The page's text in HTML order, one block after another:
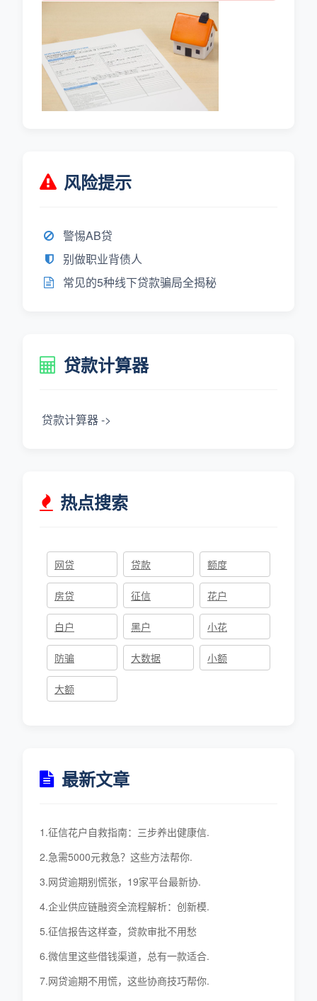
风险提示
警惕AB贷
别做职业背债人
常见的5种线下贷款骗局全揭秘
贷款计算器
贷款计算器 ->
热点搜索
网贷 贷款 额度
房贷 征信 花户
白户 黑户 小花
防骗 大数据 小额
大额
最新文章
1.征信花户自救指南：三步养出健康信.
2.急需5000元救急？这些方法帮你.
3.网贷逾期别慌张，19家平台最新协.
4.企业供应链融资全流程解析：创新模.
5.征信报告这样查，贷款审批不用愁
6.微信里这些借钱渠道，总有一款适合.
7.网贷逾期不用慌，这些协商技巧帮你.